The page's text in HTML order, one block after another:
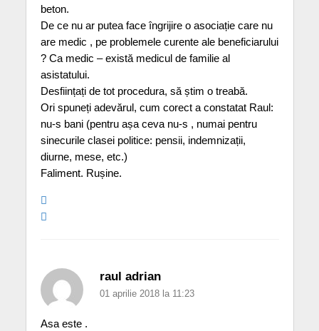
beton.
De ce nu ar putea face îngrijire o asociație care nu
are medic , pe problemele curente ale beneficiarului
? Ca medic – există medicul de familie al
asistatului.
Desființați de tot procedura, să știm o treabă.
Ori spuneți adevărul, cum corect a constatat Raul:
nu-s bani (pentru așa ceva nu-s , numai pentru
sinecurile clasei politice: pensii, indemnizații,
diurne, mese, etc.)
Faliment. Rușine.
raul adrian
01 aprilie 2018 la 11:23
Asa este .